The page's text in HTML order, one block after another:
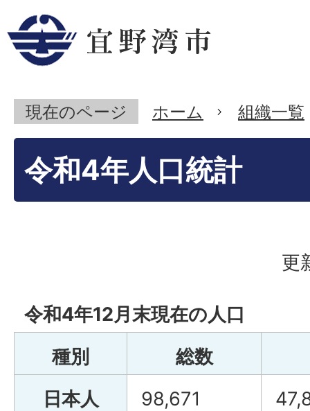
現在のページ ホーム 組織一覧
令和4年人口統計
更
令和4年12月末現在の人口
種別
総数
日本人
98,671